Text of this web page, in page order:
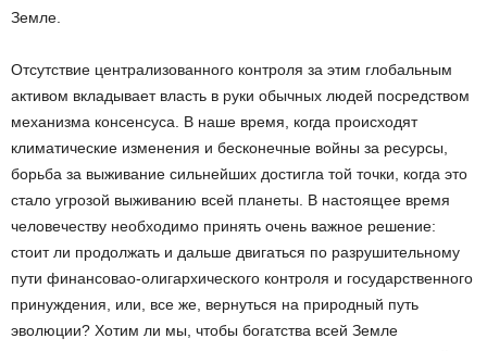
Земле.
Отсутствие централизованного контроля за этим глобальным
активом вкладывает власть в руки обычных людей посредством
механизма консенсуса. В наше время, когда происходят
климатические изменения и бесконечные войны за ресурсы,
борьба за выживание сильнейших достигла той точки, когда это
стало угрозой выживанию всей планеты. В настоящее время
человечеству необходимо принять очень важное решение:
стоит ли продолжать и дальше двигаться по разрушительному
пути финансовао-олигархического контроля и государственного
принуждения, или, все же, вернуться на природный путь
эволюции? Хотим ли мы, чтобы богатства всей Земле